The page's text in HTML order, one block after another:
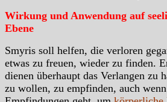
Wirkung und Anwendung auf
Ebene
Smyris soll helfen, die verloren
etwas zu freuen, wieder zu finden.
dienen überhaupt das Verlangen zu
zu wollen, zu empfinden, auch